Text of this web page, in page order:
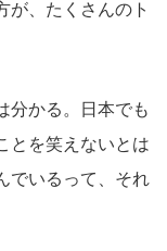
が、たくさんのト
分かる。日本でも
とを笑えないとは
でいるって、それ